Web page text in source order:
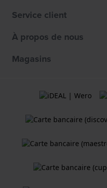
Service client
À propos de nous
Magasins